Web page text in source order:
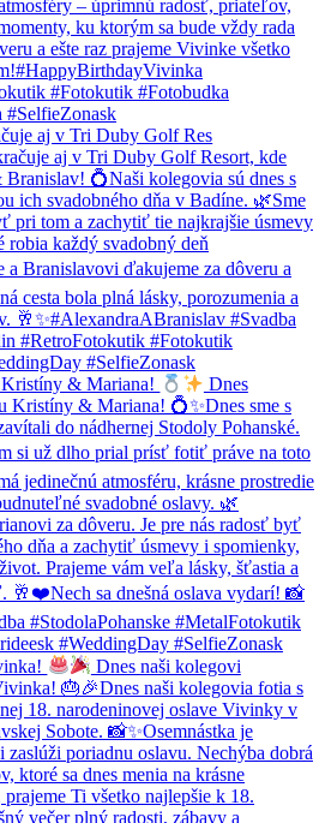
aj v Tri Duby Golf Res
& Mariana! Dnes
Dnes naši kolegovi